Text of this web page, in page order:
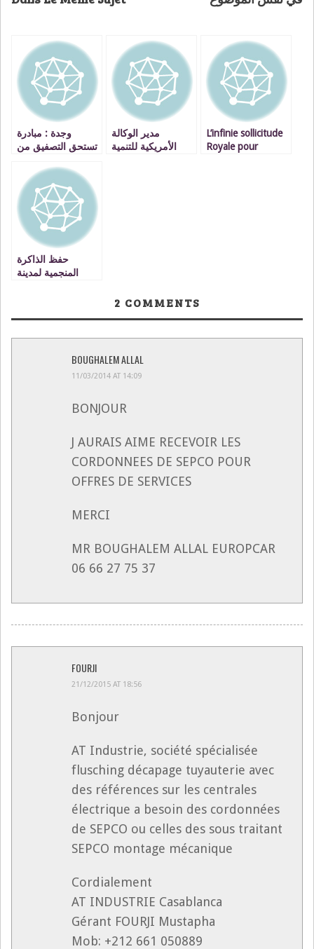
وجدة : مبادرة
تستحق التصفيق من
المدرسي الخصوصي
مدير الوكالة
الأمريكية للتنمية
L’infinie sollicitude
Royale pour
حفظ الذاكرة
المنجمية لمدينة
2 COMMENTS
BOUGHALEM ALLAL
11/03/2014 AT 14:09
BONJOUR
J AURAIS AIME RECEVOIR LES
CORDONNEES DE SEPCO POUR
OFFRES DE SERVICES
MERCI
MR BOUGHALEM ALLAL EUROPCAR
06 66 27 75 37
FOURJI
21/12/2015 AT 18:56
Bonjour
AT Industrie, société spécialisée
flusching décapage tuyauterie avec
des références sur les centrales
électrique a besoin des cordonnées
de SEPCO ou celles des sous traitant
SEPCO montage mécanique
Cordialement
AT INDUSTRIE Casablanca
Gérant FOURJI Mustapha
Mob: +212 661 050889